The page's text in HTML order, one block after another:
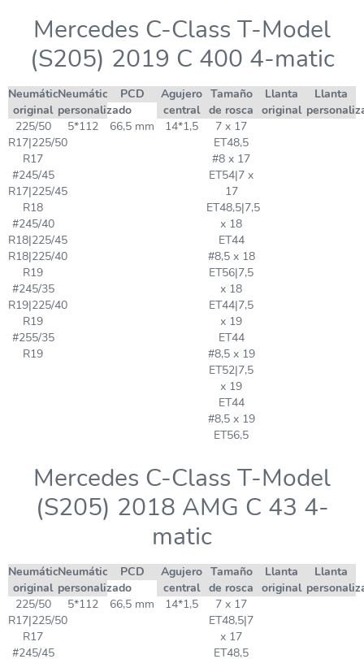
Mercedes C-Class T-Model
(S205) 2019 C 400 4-matic
Neumático
original
Neumático
personalizado
PCD
Agujero
central
Tamaño
de rosca
Llanta
original
Llanta
225/50
R17|225/50
R17
#245/45
R17|225/45
R18
#245/40
R18|225/45
R18|225/40
R19
#245/35
R19|225/40
R19
#255/35
R19
5*112 66,5 mm 14*1,5
7 x 17
ET48,5
#8 x 17
ET54|7 x
17
ET48,5|7,5
x 18
ET44
#8,5 x 18
ET56|7,5
x 18
ET44|7,5
x 19
ET44
#8,5 x 19
ET52|7,5
x 19
ET44
#8,5 x 19
ET56,5
Mercedes C-Class T-Model
(S205) 2018 AMG C 43 4-
matic
Neumático
original
Neumático
personalizado
PCD
Agujero
central
Tamaño
de rosca
Llanta
original
Llanta
225/50
R17|225/50
R17
#245/45
5*112 66,5 mm 14*1,5
7 x 17
ET48,5|7
x 17
ET48,5